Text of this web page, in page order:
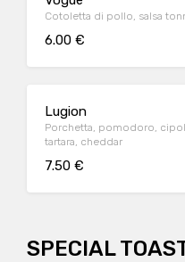
Cotoletta di pollo, salsa
6.00 €
Lugion
Porchetta, pomodoro,
tartara, cheddar
7.50 €
SPECIAL